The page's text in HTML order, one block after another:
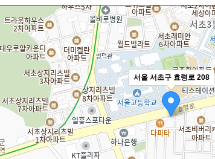
서울 서초구 효령로 208